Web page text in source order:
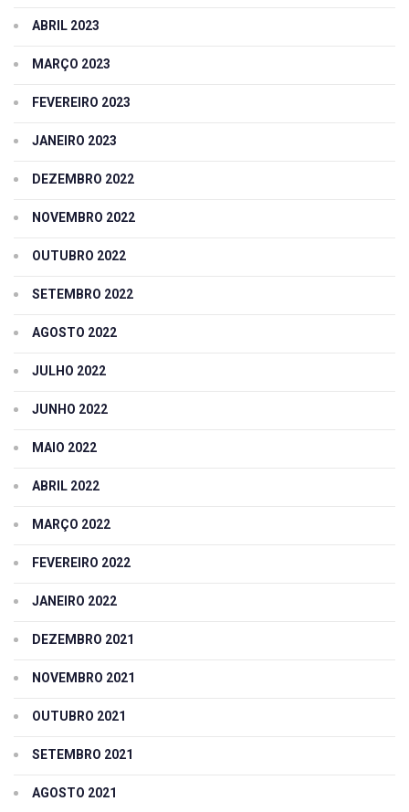
ABRIL 2023
MARÇO 2023
FEVEREIRO 2023
JANEIRO 2023
DEZEMBRO 2022
NOVEMBRO 2022
OUTUBRO 2022
SETEMBRO 2022
AGOSTO 2022
JULHO 2022
JUNHO 2022
MAIO 2022
ABRIL 2022
MARÇO 2022
FEVEREIRO 2022
JANEIRO 2022
DEZEMBRO 2021
NOVEMBRO 2021
OUTUBRO 2021
SETEMBRO 2021
AGOSTO 2021